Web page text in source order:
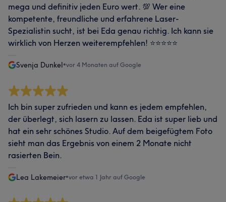
mega und definitiv jeden Euro wert. 💯 Wer eine
kompetente, freundliche und erfahrene Laser-
Spezialistin sucht, ist bei Eda genau richtig. Ich kann sie
wirklich von Herzen weiterempfehlen! ⭐⭐⭐⭐⭐
Svenja Dunkel•vor 4 Monaten auf Google
Ich bin super zufrieden und kann es jedem empfehlen,
der überlegt, sich lasern zu lassen. Eda ist super lieb und
hat ein sehr schönes Studio. Auf dem beigefügtem Foto
sieht man das Ergebnis von einem 2 Monate nicht
rasierten Bein.
Lea Lakemeier•vor etwa 1 Jahr auf Google